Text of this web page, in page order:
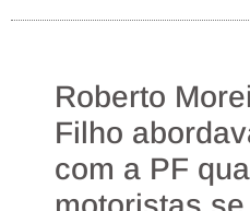
Roberto
Filho
com a PF